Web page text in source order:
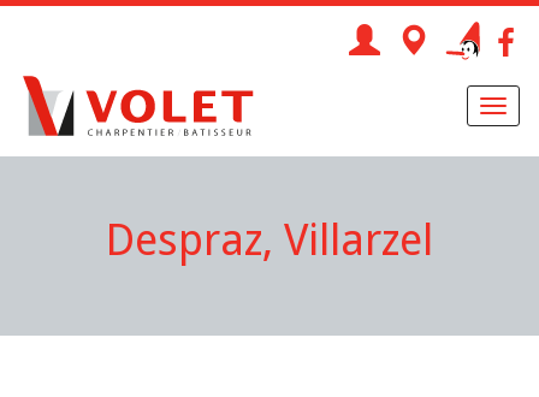
Despraz, Villarzel